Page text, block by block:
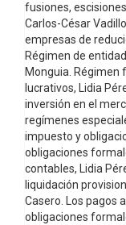
fusiones,
Carlos-César
empresas de
Régimen de
Monguia. Régimen
lucrativos, Lidia
inversión en el
regímenes
impuesto y
obligaciones
contables, Lidia
liquidación
Casero. Los pagos
obligaciones